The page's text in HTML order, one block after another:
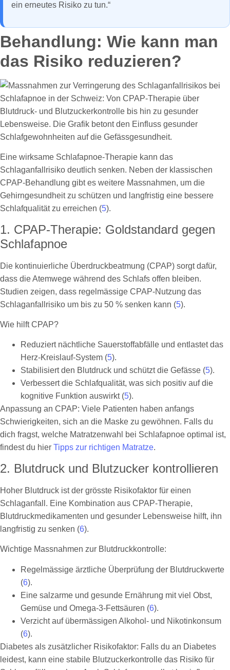
ein erneutes Risiko zu tun.“
Behandlung: Wie kann man
das Risiko reduzieren?
Eine wirksame Schlafapnoe-Therapie kann das
Schlaganfallrisiko deutlich senken. Neben der klassischen
CPAP-Behandlung gibt es weitere Massnahmen, um die
Gehirngesundheit zu schützen und langfristig eine bessere
Schlafqualität zu erreichen (5).
1. CPAP-Therapie: Goldstandard gegen
Schlafapnoe
Die kontinuierliche Überdruckbeatmung (CPAP) sorgt dafür,
dass die Atemwege während des Schlafs offen bleiben.
Studien zeigen, dass regelmässige CPAP-Nutzung das
Schlaganfallrisiko um bis zu 50 % senken kann (5).
Wie hilft CPAP?
Reduziert nächtliche Sauerstoffabfälle und entlastet das
Herz-Kreislauf-System (5).
Stabilisiert den Blutdruck und schützt die Gefässe (5).
Verbessert die Schlafqualität, was sich positiv auf die
kognitive Funktion auswirkt (5).
Anpassung an CPAP: Viele Patienten haben anfangs
Schwierigkeiten, sich an die Maske zu gewöhnen. Falls du
dich fragst, welche Matratzenwahl bei Schlafapnoe optimal ist,
findest du hier Tipps zur richtigen Matratze.
2. Blutdruck und Blutzucker kontrollieren
Hoher Blutdruck ist der grösste Risikofaktor für einen
Schlaganfall. Eine Kombination aus CPAP-Therapie,
Blutdruckmedikamenten und gesunder Lebensweise hilft, ihn
langfristig zu senken (6).
Wichtige Massnahmen zur Blutdruckkontrolle:
Regelmässige ärztliche Überprüfung der Blutdruckwerte
(6).
Eine salzarme und gesunde Ernährung mit viel Obst,
Gemüse und Omega-3-Fettsäuren (6).
Verzicht auf übermässigen Alkohol- und Nikotinkonsum
(6).
Diabetes als zusätzlicher Risikofaktor: Falls du an Diabetes
leidest, kann eine stabile Blutzuckerkontrolle das Risiko für